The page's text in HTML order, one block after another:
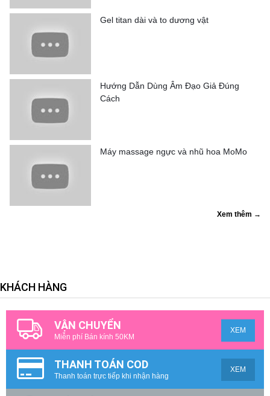
Gel titan dài và to dương vật
Hướng Dẫn Dùng Âm Đạo Giả Đúng
Cách
Máy massage ngực và nhũ hoa MoMo
Xem thêm →
KHÁCH HÀNG
VẬN CHUYỂN
Miễn phí Bán kính 50KM
XEM
THANH TOÁN COD
Thanh toán trực tiếp khi nhận hàng
XEM